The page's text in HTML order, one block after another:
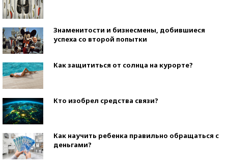
Знаменитости и бизнесмены, добившиеся
успеха со второй попытки
Как защититься от солнца на курорте?
Кто изобрел средства связи?
Как научить ребенка правильно обращаться с
деньгами?